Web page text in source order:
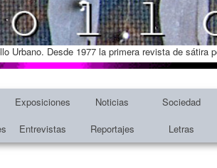
Urbano. Desde 1977 la primera revista de
Exposiciones Noticias Sociedad
Entrevistas Reportajes Letras